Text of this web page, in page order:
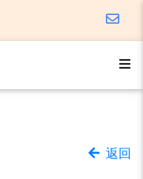
Email
返回